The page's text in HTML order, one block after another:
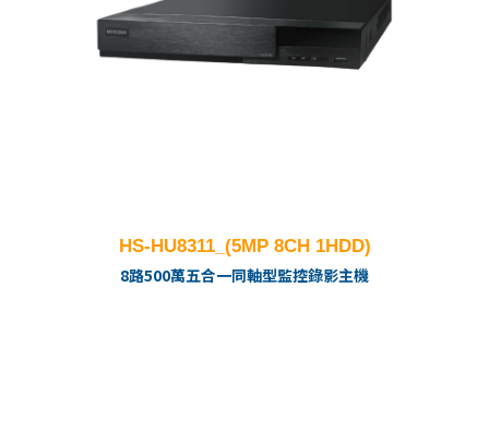
HS-HU8311_(5MP 8CH 1HDD)
8路500萬五合一同軸型監控錄影主機